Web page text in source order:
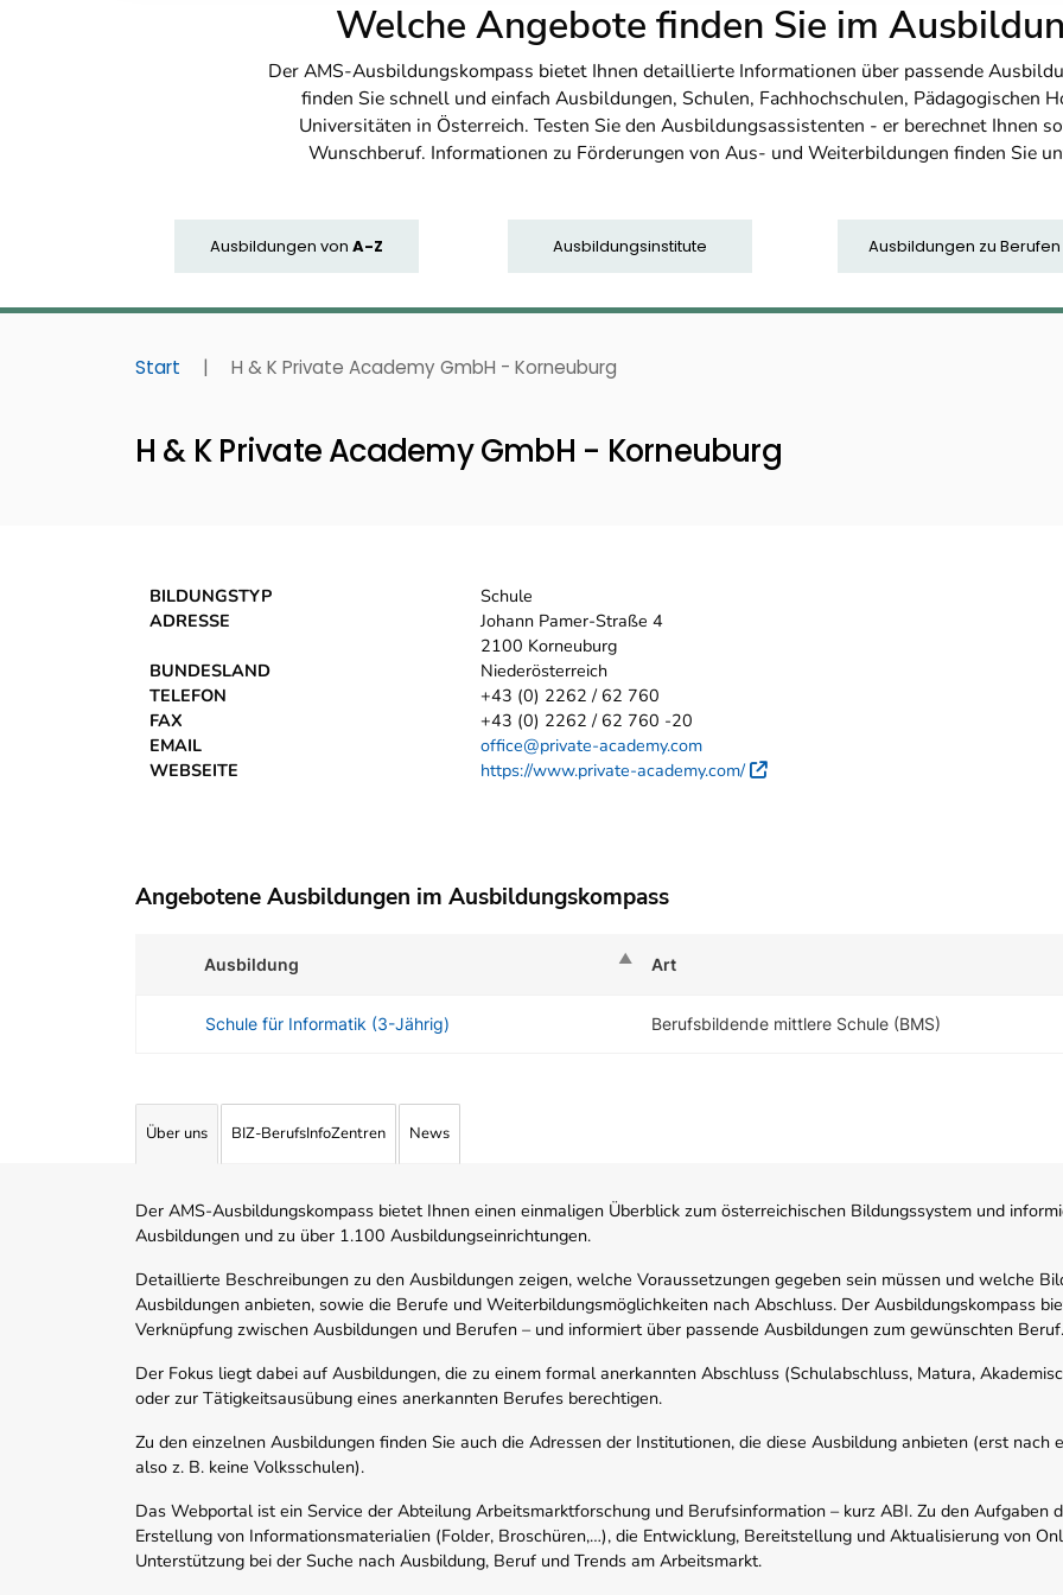
Welche Angebote finden Sie im
Der AMS-Ausbildungskompass bietet Ihnen detaillierte Informationen über passende
finden Sie schnell und einfach Ausbildungen, Schulen, Fachhochschulen, Pädagogischen
Universitäten in Österreich. Testen Sie den Ausbildungsassistenten - er berechnet Ihnen
Wunschberuf. Informationen zu Förderungen von Aus- und Weiterbildungen finden Sie
Ausbildungen von A-Z Ausbildungsinstitute Ausbildungen zu Berufen
Start | H & K Private Academy GmbH - Korneuburg
H & K Private Academy GmbH - Korneuburg
BILDUNGSTYP
Schule
ADRESSE
Johann Pamer-Straße 4
2100 Korneuburg
BUNDESLAND
Niederösterreich
TELEFON
+43 (0) 2262 / 62 760
FAX
+43 (0) 2262 / 62 760 -20
EMAIL
office@private-academy.com
WEBSEITE
https://www.private-academy.com/ Externer Link
Angebotene Ausbildungen im Ausbildungskompass
Ausbildung Art
Schule für Informatik (3-Jährig) Berufsbildende mittlere Schule (BMS)
Über uns BIZ-BerufsInfoZentren News
Der AMS-Ausbildungskompass bietet Ihnen einen einmaligen Überblick zum österreichischen Bildungssystem und
Ausbildungen und zu über 1.100 Ausbildungseinrichtungen.
Detaillierte Beschreibungen zu den Ausbildungen zeigen, welche Voraussetzungen gegeben sein müssen und welche
Ausbildungen anbieten, sowie die Berufe und Weiterbildungsmöglichkeiten nach Abschluss. Der Ausbildungskompass
Verknüpfung zwischen Ausbildungen und Berufen – und informiert über passende Ausbildungen zum gewünschten Beruf.
Der Fokus liegt dabei auf Ausbildungen, die zu einem formal anerkannten Abschluss (Schulabschluss, Matura,
oder zur Tätigkeitsausübung eines anerkannten Berufes berechtigen.
Zu den einzelnen Ausbildungen finden Sie auch die Adressen der Institutionen, die diese Ausbildung anbieten (erst nach
also z. B. keine Volksschulen).
Das Webportal ist ein Service der Abteilung Arbeitsmarktforschung und Berufsinformation – kurz ABI. Zu den Aufgaben
Erstellung von Informationsmaterialien (Folder, Broschüren,…), die Entwicklung, Bereitstellung und Aktualisierung von
Unterstützung bei der Suche nach Ausbildung, Beruf und Trends am Arbeitsmarkt.